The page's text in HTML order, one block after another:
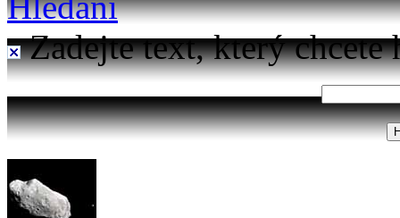
Zadejte text, který chcete